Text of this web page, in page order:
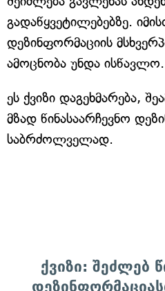
გადაწყვეტილებებზე.
დეზინფორმაციის
ამოცნობა უნდა ისწავლო.
ეს ქვიზი დაგეხმარება,
მზად წინასაარჩევნო
საბრძოლველად.
ქვიზი: შეძლებ